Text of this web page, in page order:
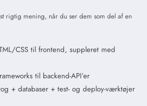
rigtig mening, når du ser dem som del af en
CSS til frontend, suppleret med
til backend-API’er
+ databaser + test- og deploy-værktøjer